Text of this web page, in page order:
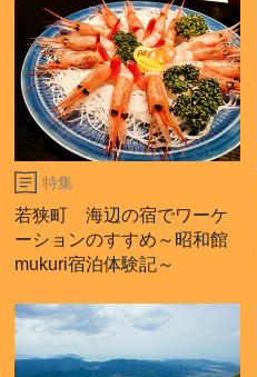
特集
若狭町 海辺の宿でワーケ
ーションのすすめ～昭和館
mukuri宿泊体験記～